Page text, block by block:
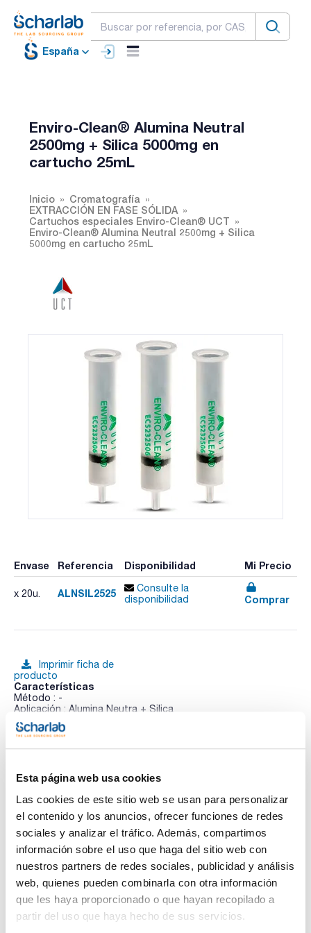
Esta página web usa cookies
Las cookies de este sitio web se usan para personalizar
el contenido y los anuncios, ofrecer funciones de redes
sociales y analizar el tráfico. Además, compartimos
información sobre el uso que haga del sitio web con
nuestros partners de redes sociales, publicidad y análisis
web, quienes pueden combinarla con otra información
que les haya proporcionado o que hayan recopilado a
partir del uso que haya hecho de sus servicios.
España
Enviro-Clean® Alumina Neutral
2500mg + Silica 5000mg en
cartucho 25mL
Inicio
Cromatografía
EXTRACCIÓN EN FASE SÓLIDA
Cartuchos especiales Enviro-Clean® UCT
Enviro-Clean® Alumina Neutral 2500mg + Silica
5000mg en cartucho 25mL
Envase Referencia Disponibilidad Mi Precio
x 20u. ALNSIL2525
Consulte la
disponibilidad
Comprar
Imprimir ficha de
producto
Características
Método : -
Aplicación : Alumina Neutra + Silica
Masa (mg) : 7500
Volumen (mL) : 25
CLEAN® están diseñados específicamente para el
aislamiento y la purificación de analitos ambientales como
pesticidas, herbicidas, hidrocarburos poliaromáticos,
bifenilos policlorados y otros compuestos relacionados con
el medio ambiente. Con sorbentes de extracción ultralimpios
y fritas de PTFE químicamente resistentes, permite purificar
matrices complejas, y enriquecer los compuestos presentes
a niveles de concentración traza.
Los cartuchos especiales Enviro-Clean® están diseñados
para cumplir con los requisitos de aplicaciones ambientales
específicas y los métodos de la EPA de EE.UU.
Ver más
Documentación técnica
TDS / Ficha técnica
Regístrate para
descargas
COA
Regístrate para
descargas
SDS/ Hoja de seguridad
Regístrate para
descargas